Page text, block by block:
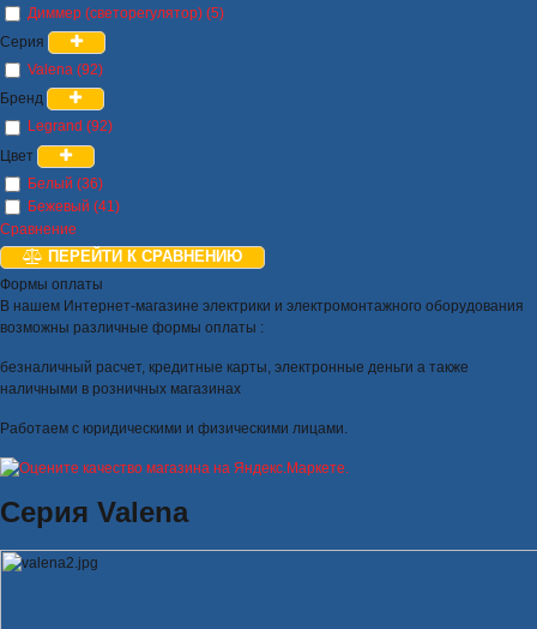
Диммер (светорегулятор) (5)
Серия
Valena (92)
Бренд
Legrand (92)
Цвет
Белый (36)
Бежевый (41)
Сравнение
ПЕРЕЙТИ К СРАВНЕНИЮ
Формы оплаты
В нашем Интернет-магазине электрики и электромонтажного оборудования
возможны различные формы оплаты :
безналичный расчет, кредитные карты, электронные деньги а также
наличными в розничных магазинах
Работаем с юридическими и физическими лицами.
Серия Valena